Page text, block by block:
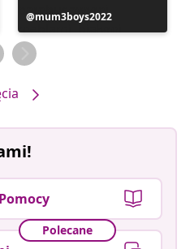
Post
opublikowany
przez
mum3boys2022
Polecane